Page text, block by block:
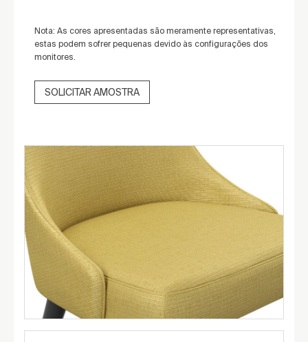
Nota: As cores apresentadas são meramente representativas,
estas podem sofrer pequenas devido às configurações dos
monitores.
SOLICITAR AMOSTRA